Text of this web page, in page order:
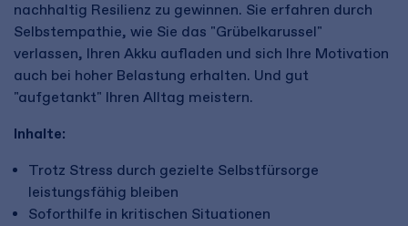
nachhaltig Resilienz zu gewinnen. Sie erfahren durch
Selbstempathie, wie Sie das "Grübelkarussel"
verlassen, Ihren Akku aufladen und sich Ihre Motivation
auch bei hoher Belastung erhalten. Und gut
"aufgetankt" Ihren Alltag meistern.
Inhalte:
Trotz Stress durch gezielte Selbstfürsorge
leistungsfähig bleiben
Soforthilfe in kritischen Situationen